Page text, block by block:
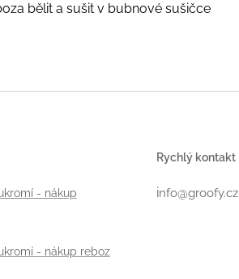
bělit a sušit v bubnové sušičce
- nákup
- nákup reboz
Rychlý kontakt
info@groofy.cz